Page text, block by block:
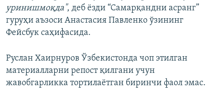
уринишмоқда", деб ёзди “Самарқандни асранг”
гуруҳи аъзоси Анастасия Павленко ўзининг
Фейсбук саҳифасида.
Руслан Хаирнуров Ўзбекистонда чоп этилган
материалларни репост қилгани учун
жавобгарликка тортилаётган биринчи фаол эмас.